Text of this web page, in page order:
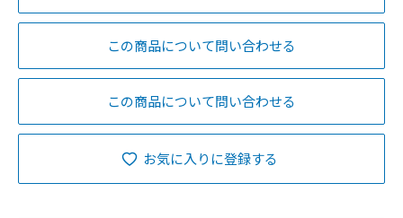
この商品について問い合わせる
この商品について問い合わせる
お気に入りに登録する